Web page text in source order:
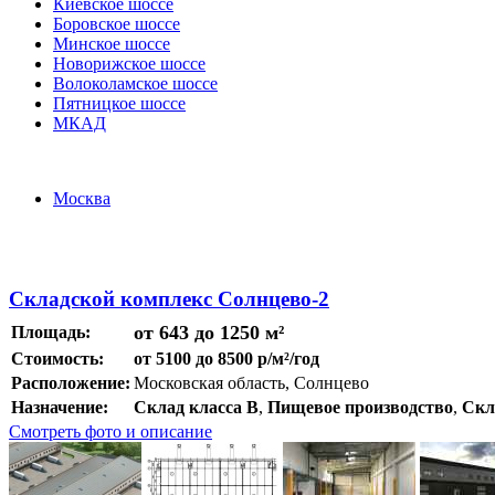
Киевское шоссе
Боровское шоссе
Минское шоссе
Новорижское шоссе
Волоколамское шоссе
Пятницкое шоссе
МКАД
Москва
Складской комплекс Солнцево-2
Площадь: от 643 до 1250 м²
Стоимость:
от 5100 до 8500 р/м²/год
Расположение: Московская область, Солнцево
Назначение:
Склад класса B, Пищевое производство,
Смотреть фото и описание